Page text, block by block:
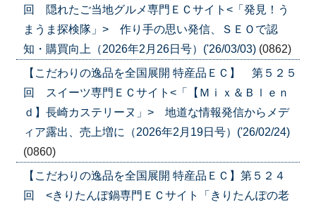
回 隠れたご当地グルメ専門ＥＣサイト<「発見！う
まうま探検隊」> 作り手の思い発信、ＳＥＯで認
知・購買向上（2026年2月26日号）('26/03/03) (0862)
【こだわりの逸品を全国展開 特産品ＥＣ】 第５２５
回 スイーツ専門ＥＣサイト<「【Ｍｉｘ＆Ｂｌｅｎ
ｄ】長崎カステリーヌ」> 地道な情報発信からメデ
ィア露出、売上増に（2026年2月19日号）('26/02/24)
(0860)
【こだわりの逸品を全国展開 特産品ＥＣ】第５２４
回 <きりたんぽ鍋専門ＥＣサイト「きりたんぽの老